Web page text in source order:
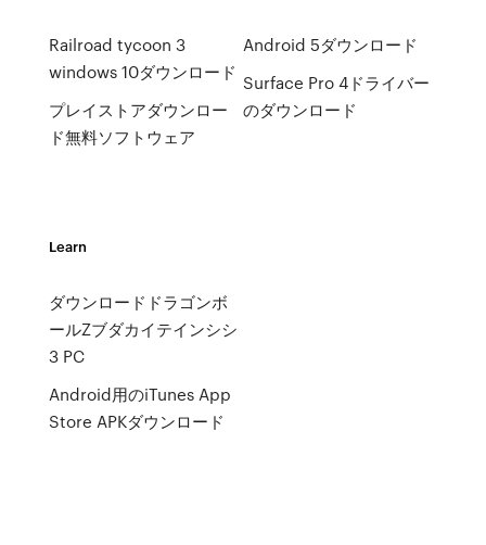
Railroad tycoon 3
windows 10ダウンロード
プレイストアダウンロー
ド無料ソフトウェア
Android 5ダウンロード
Surface Pro 4ドライバー
のダウンロード
Learn
ダウンロードドラゴンボ
ールZブダカイテインシシ
3 PC
Android用のiTunes App
Store APKダウンロード